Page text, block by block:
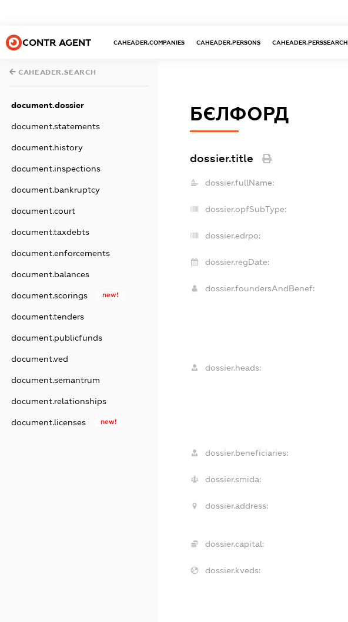
CONTR AGENT CAHEADER.COMPANIES CAHEADER.PERSONS CAHEADER.PERSSEARCH
CAHEADER.SEARCH
document.dossier
document.statements
document.history
document.inspections
document.bankruptcy
document.court
document.taxdebts
document.enforcements
document.balances
document.scorings new!
document.tenders
document.publicfunds
document.ved
document.semantrum
document.relationships
document.licenses new!
БЄЛФОРД
dossier.title
dossier.fullName:
dossier.opfSubType:
dossier.edrpo:
dossier.regDate:
dossier.foundersAndBenef:
dossier.heads:
dossier.beneficiaries:
dossier.smida:
dossier.address:
dossier.capital:
dossier.kveds: